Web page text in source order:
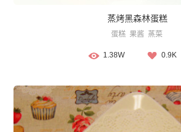
蒸烤黑森林蛋糕
蛋糕 果酱 蒸菜
1.38W 0.9K